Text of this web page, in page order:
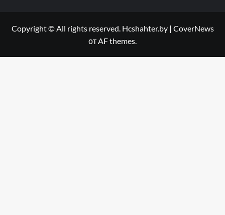
Copyright © All rights reserved. Hcshahter.by | CoverNews
от AF themes.